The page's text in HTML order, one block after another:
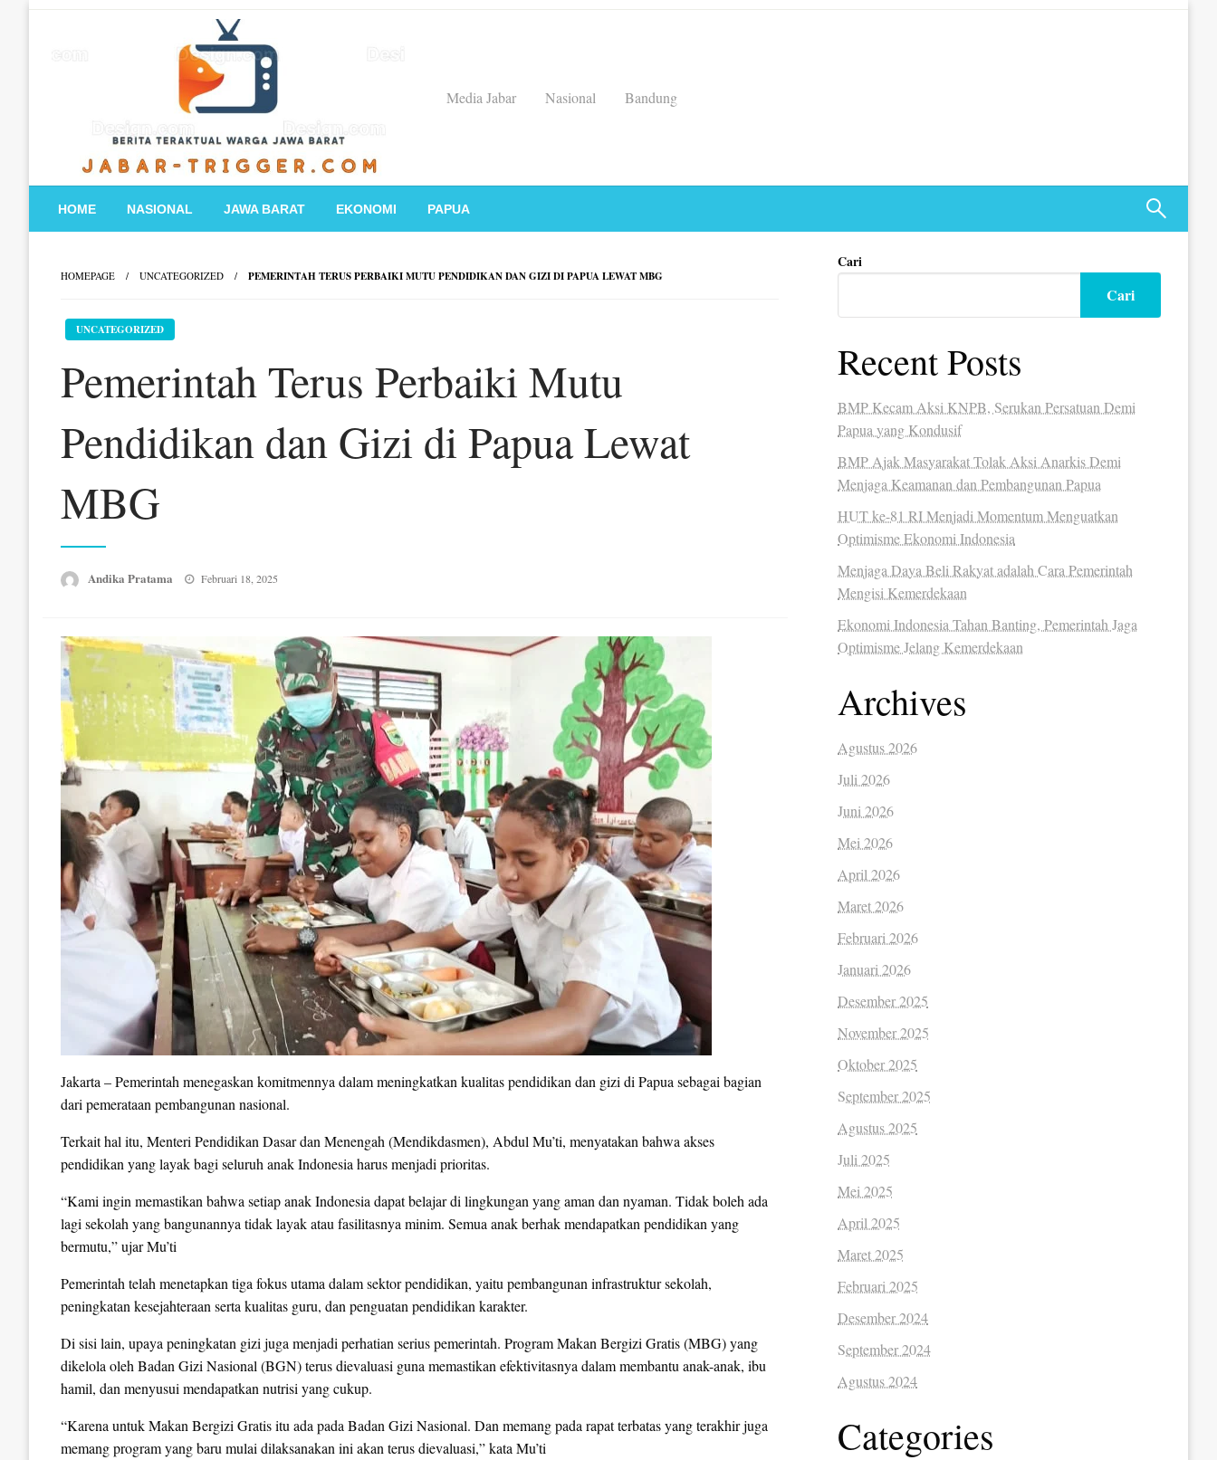
Media Jabar
Nasional Bandung
HOME NASIONAL JAWA BARAT EKONOMI PAPUA
HOMEPAGE UNCATEGORIZED PEMERINTAH TERUS PERBAIKI MUTU PENDIDIKAN DAN GIZI DI PAPUA LEWAT MBG
UNCATEGORIZED
Pemerintah Terus Perbaiki Mutu
Pendidikan dan Gizi di Papua Lewat
MBG
Andika Pratama
Posted
Februari 18, 2025
Jakarta – Pemerintah menegaskan komitmennya dalam meningkatkan kualitas pendidikan dan gizi di Papua sebagai bagian
dari pemerataan pembangunan nasional.
Terkait hal itu, Menteri Pendidikan Dasar dan Menengah (Mendikdasmen), Abdul Mu’ti, menyatakan bahwa akses
pendidikan yang layak bagi seluruh anak Indonesia harus menjadi prioritas.
“Kami ingin memastikan bahwa setiap anak Indonesia dapat belajar di lingkungan yang aman dan nyaman. Tidak boleh ada
lagi sekolah yang bangunannya tidak layak atau fasilitasnya minim. Semua anak berhak mendapatkan pendidikan yang
bermutu,” ujar Mu’ti
Pemerintah telah menetapkan tiga fokus utama dalam sektor pendidikan, yaitu pembangunan infrastruktur sekolah,
peningkatan kesejahteraan serta kualitas guru, dan penguatan pendidikan karakter.
Di sisi lain, upaya peningkatan gizi juga menjadi perhatian serius pemerintah. Program Makan Bergizi Gratis (MBG) yang
dikelola oleh Badan Gizi Nasional (BGN) terus dievaluasi guna memastikan efektivitasnya dalam membantu anak-anak, ibu
hamil, dan menyusui mendapatkan nutrisi yang cukup.
“Karena untuk Makan Bergizi Gratis itu ada pada Badan Gizi Nasional. Dan memang pada rapat terbatas yang terakhir juga
memang program yang baru mulai dilaksanakan ini akan terus dievaluasi,” kata Mu’ti
Cari
Cari
Recent Posts
BMP Kecam Aksi KNPB, Serukan Persatuan Demi
Papua yang Kondusif
BMP Ajak Masyarakat Tolak Aksi Anarkis Demi
Menjaga Keamanan dan Pembangunan Papua
HUT ke-81 RI Menjadi Momentum Menguatkan
Optimisme Ekonomi Indonesia
Menjaga Daya Beli Rakyat adalah Cara Pemerintah
Mengisi Kemerdekaan
Ekonomi Indonesia Tahan Banting, Pemerintah Jaga
Optimisme Jelang Kemerdekaan
Archives
Agustus 2026
Juli 2026
Juni 2026
Mei 2026
April 2026
Maret 2026
Februari 2026
Januari 2026
Desember 2025
November 2025
Oktober 2025
September 2025
Agustus 2025
Juli 2025
Mei 2025
April 2025
Maret 2025
Februari 2025
Desember 2024
September 2024
Agustus 2024
Categories